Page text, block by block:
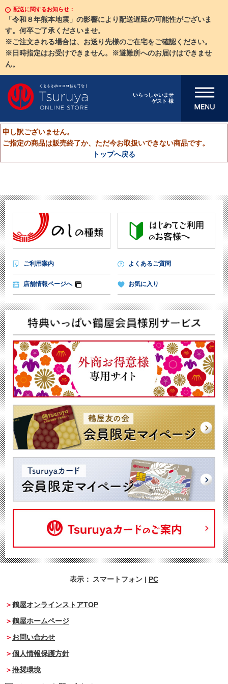
配送に関するお知らせ：
「令和８年熊本地震」の影響により配送遅延の可能性がございま
す。何卒ご了承くださいませ。
※ご注文される場合は、お送り先様のご在宅をご確認ください。
※日時指定はお受けできません。※避難所へのお届けはできませ
ん。
いらっしゃいませ
ゲスト 様
メニューを開
申し訳ございません。
ご指定の商品は販売終了か、ただ今お取扱いできない商品です。
トップへ戻る
ご利用案内 よくあるご質問
店舗情報ページへ お気に入り
表示： スマートフォン | PC
鶴屋オンラインストアTOP
鶴屋ホームページ
お問い合わせ
個人情報保護方針
推奨環境